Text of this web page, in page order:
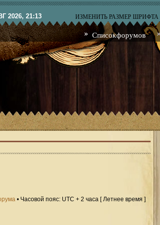
2026, 21:13 ИЗМЕНИТЬ РАЗМЕР ШРИФТА
Список форумов
• Часовой пояс: UTC + 2 часа [ Летнее время ]